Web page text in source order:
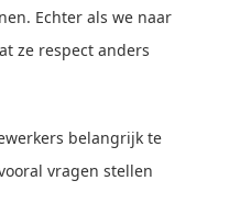
Echter als we naar
ze respect anders
belangrijk te
vragen stellen